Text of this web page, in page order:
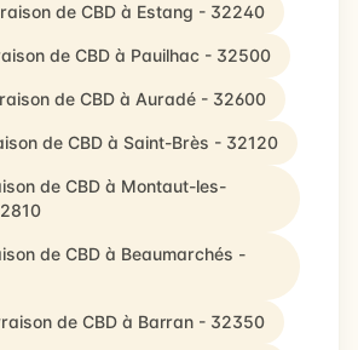
de CBD à Estang - 32240
de CBD à Pauilhac - 32500
de CBD à Auradé - 32600
de CBD à Saint-Brès - 32120
de CBD à Montaut-les-
de CBD à Beaumarchés -
de CBD à Barran - 32350